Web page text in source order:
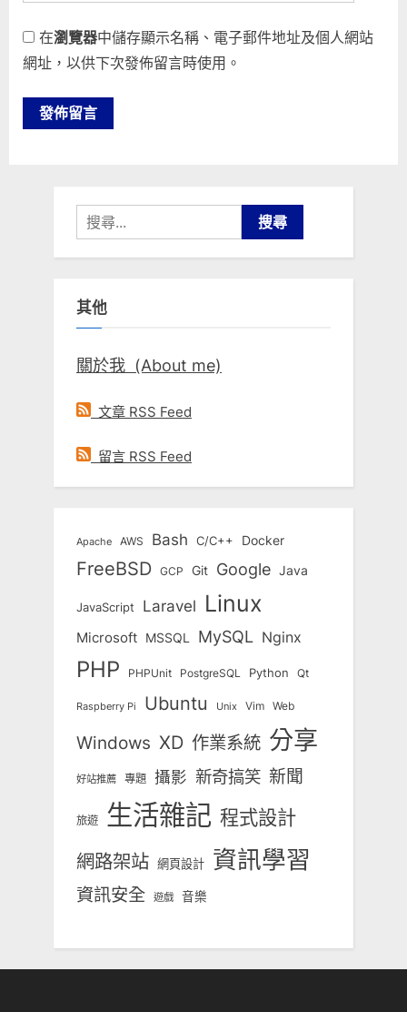
在瀏覽器中儲存顯示名稱、電子郵件地址及個人網站
網址，以供下次發佈留言時使用。
搜
尋
關
字:
其他
關於我 (About me)
文章 RSS Feed
留言 RSS Feed
Apache AWS Bash C/C++ Docker
FreeBSD GCP Git Google Java
JavaScript Laravel Linux
Microsoft MSSQL MySQL Nginx
PHP PHPUnit PostgreSQL Python Qt
Raspberry Pi Ubuntu Unix Vim Web
Windows XD 作業系統 分享
好站推薦 專題 攝影 新奇搞笑 新聞
旅遊 生活雜記 程式設計
網路架站 網頁設計 資訊學習
資訊安全 遊戲 音樂